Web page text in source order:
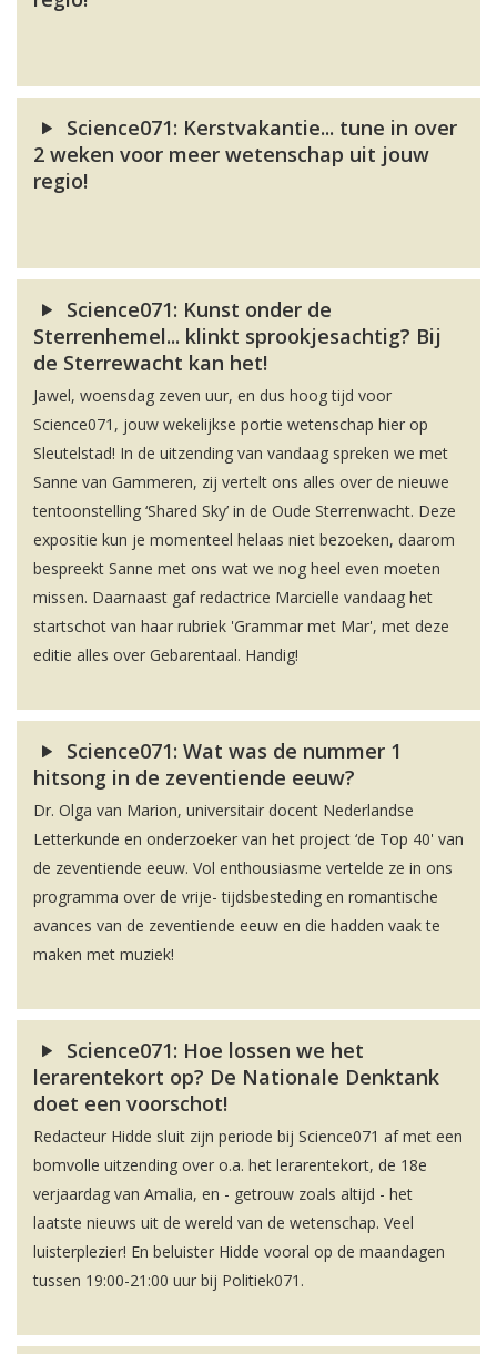
Science071: Kerstvakantie... tune in over
2 weken voor meer wetenschap uit jouw
regio!
Science071: Kunst onder de
Sterrenhemel... klinkt sprookjesachtig? Bij
de Sterrewacht kan het!
Jawel, woensdag zeven uur, en dus hoog tijd voor
Science071, jouw wekelijkse portie wetenschap hier op
Sleutelstad! In de uitzending van vandaag spreken we met
Sanne van Gammeren, zij vertelt ons alles over de nieuwe
tentoonstelling ‘Shared Sky’ in de Oude Sterrenwacht. Deze
expositie kun je momenteel helaas niet bezoeken, daarom
bespreekt Sanne met ons wat we nog heel even moeten
missen. Daarnaast gaf redactrice Marcielle vandaag het
startschot van haar rubriek 'Grammar met Mar', met deze
editie alles over Gebarentaal. Handig!
Science071: Wat was de nummer 1
hitsong in de zeventiende eeuw?
Dr. Olga van Marion, universitair docent Nederlandse
Letterkunde en onderzoeker van het project ‘de Top 40' van
de zeventiende eeuw. Vol enthousiasme vertelde ze in ons
programma over de vrije- tijdsbesteding en romantische
avances van de zeventiende eeuw en die hadden vaak te
maken met muziek!
Science071: Hoe lossen we het
lerarentekort op? De Nationale Denktank
doet een voorschot!
Redacteur Hidde sluit zijn periode bij Science071 af met een
bomvolle uitzending over o.a. het lerarentekort, de 18e
verjaardag van Amalia, en - getrouw zoals altijd - het
laatste nieuws uit de wereld van de wetenschap. Veel
luisterplezier! En beluister Hidde vooral op de maandagen
tussen 19:00-21:00 uur bij Politiek071.